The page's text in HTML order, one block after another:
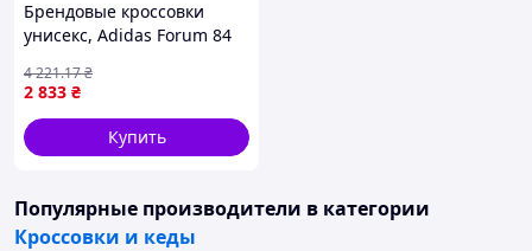
Брендовые кроссовки
унисекс, Adidas Forum 84
2 833 ₴
4 221.17₴
Купить
Популярные производители в категории
Кроссовки и кеды